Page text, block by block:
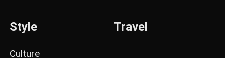
Style
Culture
Travel